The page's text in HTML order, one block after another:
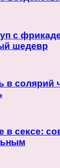
с
шедевр
в солярий
в сексе: